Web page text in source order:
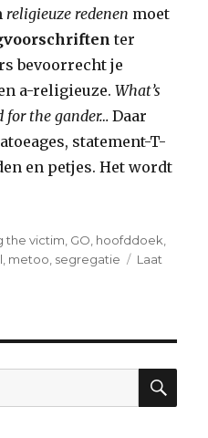
religieuze redenen moet
ter
bevoorrecht je
a-religieuze.What’s
for the gander…Daar
statement-T-
en petjes. Het wordt
the victim GO hoofddoek
metoo segregatie
Laat